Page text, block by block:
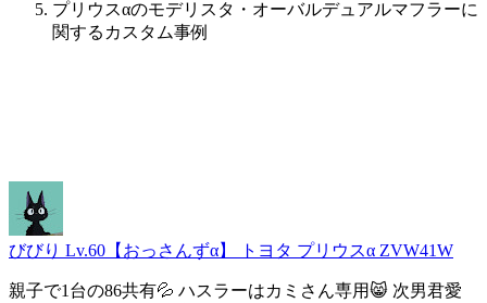
プリウスαのモデリスタ・オーバルデュアルマフラーに
関するカスタム事例
びびり Lv.60【おっさんずα】 トヨタ プリウスα ZVW41W
親子で1台の86共有💦 ハスラーはカミさん専用😸 次男君愛